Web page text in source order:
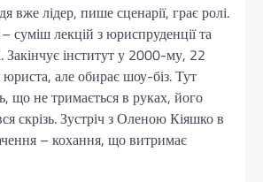
вже лідер, пише сценарії, грає ролі.
суміш лекцій з юриспруденції та
Закінчує інститут у 2000-му, 22
але обирає шоу-біз. Тут
що не тримається в руках, його
скрізь. Зустріч з Оленою Кіяшко в
– кохання, що витримає